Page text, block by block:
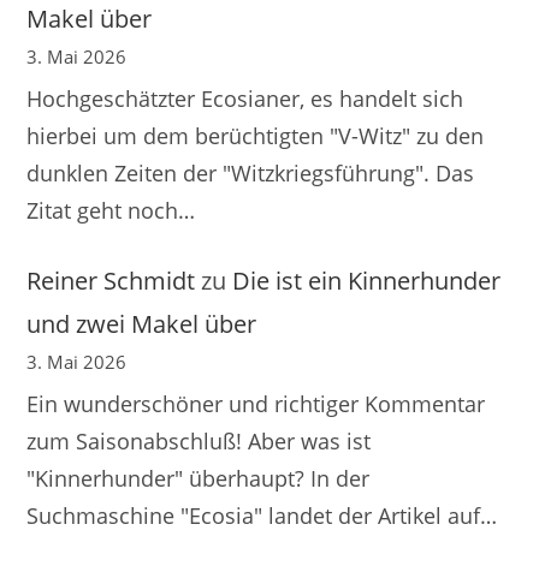
Makel über
3. Mai 2026
Hochgeschätzter Ecosianer, es handelt sich
hierbei um dem berüchtigten "V-Witz" zu den
dunklen Zeiten der "Witzkriegsführung". Das
Zitat geht noch…
Reiner Schmidtzu Die ist ein Kinnerhunder
und zwei Makel über
3. Mai 2026
Ein wunderschöner und richtiger Kommentar
zum Saisonabschluß! Aber was ist
"Kinnerhunder" überhaupt? In der
Suchmaschine "Ecosia" landet der Artikel auf…